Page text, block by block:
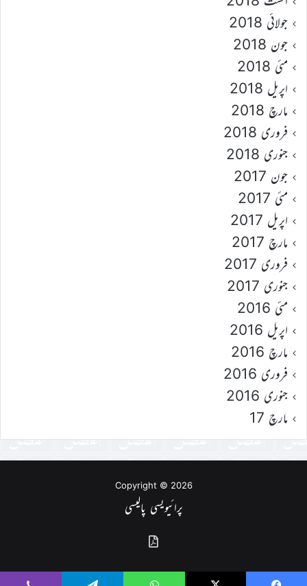
جولائی 2018
جون 2018
مئی 2018
اپریل 2018
مارچ 2018
فروری 2018
جنوری 2018
جون 2017
مئی 2017
اپریل 2017
مارچ 2017
فروری 2017
جنوری 2017
مئی 2016
اپریل 2016
مارچ 2016
فروری 2016
جنوری 2016
مارچ 17
Copyright © 2026
پرائیویسی پالیسی
گذشتہ
شمارے